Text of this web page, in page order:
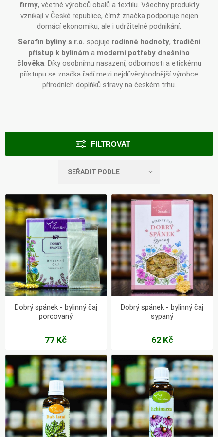
firmy, včetně výrobců obalů a textilu. Všechny produkty
vznikají v České republice, čímž značka podporuje nejen
domácí ekonomiku, ale i udržitelné podnikání.
Serafin byliny s.r.o. spojuje rodinné hodnoty, tradiční
přístup k bylinám a moderní potřeby dnešního
člověka. Díky osobnímu nasazení, odbornosti a etickému
přístupu se značka řadí mezi nejdůvěryhodnější výrobce
přírodních doplňků stravy na českém trhu.
FILTROVAT
Dobrý spánek - bylinný čaj
porcovaný
77 Kč
Dobrý spánek - bylinný čaj
sypaný
62 Kč